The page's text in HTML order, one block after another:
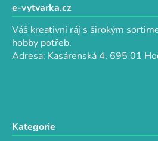
a
c
p
ý
e-vytvarka.cz
Váš kreativní ráj s širokým
hobby potřeb.
Adresa: Kasárenská 4, 695 01
Kategorie